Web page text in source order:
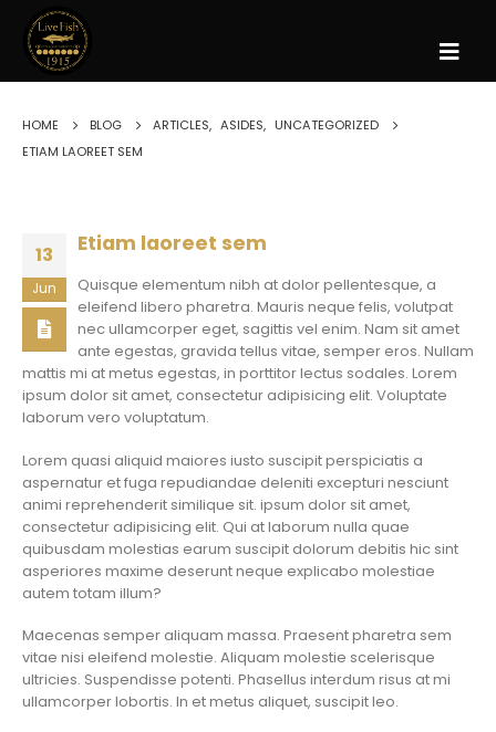
HOME BLOG ARTICLES, ASIDES, UNCATEGORIZED
ETIAM LAOREET SEM
13
Jun
Etiam laoreet sem
Quisque elementum nibh at dolor pellentesque, a
eleifend libero pharetra. Mauris neque felis, volutpat
nec ullamcorper eget, sagittis vel enim. Nam sit amet
ante egestas, gravida tellus vitae, semper eros. Nullam
mattis mi at metus egestas, in porttitor lectus sodales. Lorem
ipsum dolor sit amet, consectetur adipisicing elit. Voluptate
laborum vero voluptatum.
Lorem quasi aliquid maiores iusto suscipit perspiciatis a
aspernatur et fuga repudiandae deleniti excepturi nesciunt
animi reprehenderit similique sit. ipsum dolor sit amet,
consectetur adipisicing elit. Qui at laborum nulla quae
quibusdam molestias earum suscipit dolorum debitis hic sint
asperiores maxime deserunt neque explicabo molestiae
autem totam illum?
Maecenas semper aliquam massa. Praesent pharetra sem
vitae nisi eleifend molestie. Aliquam molestie scelerisque
ultricies. Suspendisse potenti. Phasellus interdum risus at mi
ullamcorper lobortis. In et metus aliquet, suscipit leo.